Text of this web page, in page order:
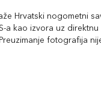
Hrvatski nogometni
a kao izvora uz
fotografija